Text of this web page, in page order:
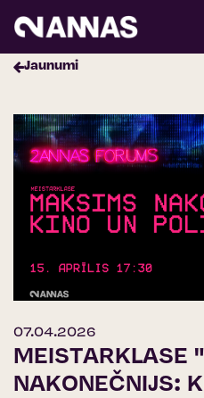
Jaunumi
07.04.2026
MEISTARKLASE
NAKONEČNIJS: